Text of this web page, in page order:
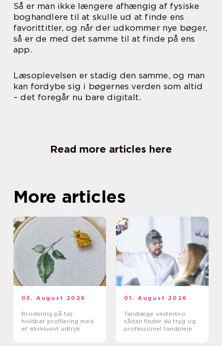
Så er man ikke længere afhængig af fysiske
boghandlere til at skulle ud at finde ens
favorittitler, og når der udkommer nye bøger,
så er de med det samme til at finde på ens
app.
Læsoplevelsen er stadig den samme, og man
kan fordybe sig i bøgernes verden som altid
– det foregår nu bare digitalt.
Read more articles here
More articles
03. August 2026
Brodering på tøj:
holdbar profilering med
et eksklusivt udtryk
01. August 2026
Tandlæge vesterbro
sådan finder du tryg og
professionel tandpleje